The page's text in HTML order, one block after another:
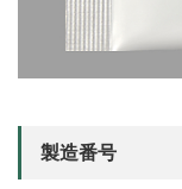
製造番号